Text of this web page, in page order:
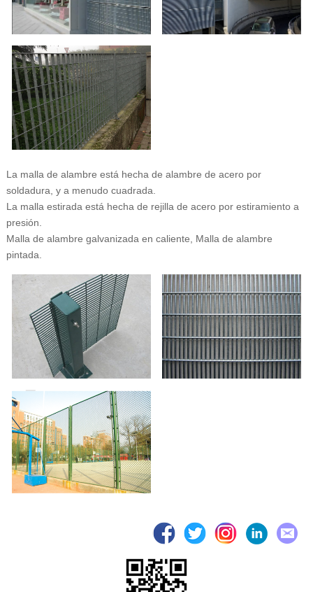
La malla de alambre está hecha de alambre de acero por
soldadura, y a menudo cuadrada.
La malla estirada está hecha de rejilla de acero por estiramiento a
presión.
Malla de alambre galvanizada en caliente, Malla de alambre
pintada.